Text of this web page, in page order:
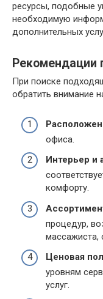
ресурсы, подобные
необходимую
дополнительных
Рекомендации
При поиске
обратить внимание
офиса.
Интерьер и
комфорту.
процедур,
массажиста,
Ценовая
уровням
услуг.